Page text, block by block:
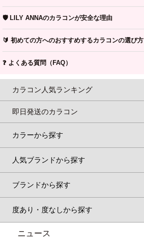
🛡️ LILY ANNAのカラコンが安全な理由
🔰 初めての方へのおすすめするカラコンの選び方
❓ よくある質問（FAQ）
カラコン人気ランキング
即日発送のカラコン
カラーから探す
人気ブランドから探す
ブランドから探す
度あり・度なしから探す
ニュース